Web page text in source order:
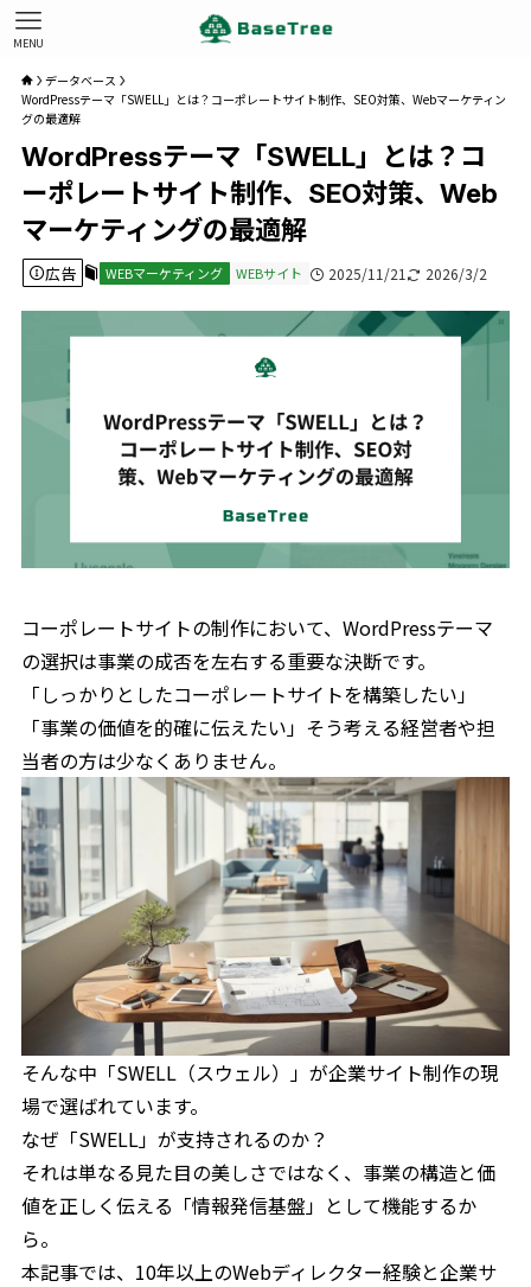
MENU
データベース
WordPressテーマ「SWELL」とは？コーポレートサイト制作、SEO対策、Webマーケティン
グの最適解
WordPressテーマ「SWELL」とは？コ
ーポレートサイト制作、SEO対策、Web
マーケティングの最適解
広告 WEBマーケティング WEBサイト 2025/11/21 2026/3/2
コーポレートサイトの制作において、WordPressテーマ
の選択は事業の成否を左右する重要な決断です。
「しっかりとしたコーポレートサイトを構築したい」
「事業の価値を的確に伝えたい」そう考える経営者や担
当者の方は少なくありません。
そんな中「SWELL（スウェル）」が企業サイト制作の現
場で選ばれています。
なぜ「SWELL」が支持されるのか？
それは単なる見た目の美しさではなく、事業の構造と価
値を正しく伝える「情報発信基盤」として機能するか
ら。
本記事では、10年以上のWebディレクター経験と企業サ